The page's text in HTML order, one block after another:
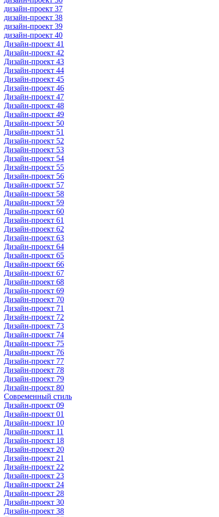
дизайн-проект 37
дизайн-проект 38
дизайн-проект 39
дизайн-проект 40
Дизайн-проект 41
Дизайн-проект 42
Дизайн-проект 43
Дизайн-проект 44
Дизайн-проект 45
Дизайн-проект 46
Дизайн-проект 47
Дизайн-проект 48
Дизайн-проект 49
Дизайн-проект 50
Дизайн-проект 51
Дизайн-проект 52
Дизайн-проект 53
Дизайн-проект 54
Дизайн-проект 55
Дизайн-проект 56
Дизайн-проект 57
Дизайн-проект 58
Дизайн-проект 59
Дизайн-проект 60
Дизайн-проект 61
Дизайн-проект 62
Дизайн-проект 63
Дизайн-проект 64
Дизайн-проект 65
Дизайн-проект 66
Дизайн-проект 67
Дизайн-проект 68
Дизайн-проект 69
Дизайн-проект 70
Дизайн-проект 71
Дизайн-проект 72
Дизайн-проект 73
Дизайн-проект 74
Дизайн-проект 75
Дизайн-проект 76
Дизайн-проект 77
Дизайн-проект 78
Дизайн-проект 79
Дизайн-проект 80
Современный стиль
Дизайн-проект 09
Дизайн-проект 01
Дизайн-проект 10
Дизайн-проект 11
Дизайн-проект 18
Дизайн-проект 20
Дизайн-проект 21
Дизайн-проект 22
Дизайн-проект 23
Дизайн-проект 24
Дизайн-проект 28
Дизайн-проект 30
Дизайн-проект 38